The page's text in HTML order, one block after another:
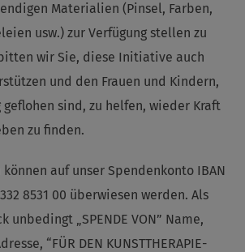
Materialien (Pinsel, Farben,
usw.) zur Verfügung stellen zu
wir Sie, diese Initiative auch
und den Frauen und Kindern,
sind, zu helfen, wieder Kraft
zu finden.
auf unser Spendenkonto IBAN
8531 00 überwiesen werden. Als
unbedingt „SPENDE VON” Name,
“FÜR DEN KUNSTTHERAPIE-